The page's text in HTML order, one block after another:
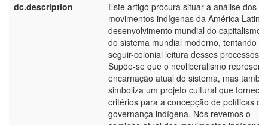
dc.description
Este artigo procura situar a análise dos
movimentos indígenas da América Latina
desenvolvimento mundial do capitalismo e
do sistema mundial moderno, tentando
seguir-colonial leitura desses processos.
Supõe-se que o neoliberalismo
encarnação atual do sistema, mas
simboliza um projeto cultural que fornece
critérios para a concepção de políticas de
governança indígena. Nós revemos o